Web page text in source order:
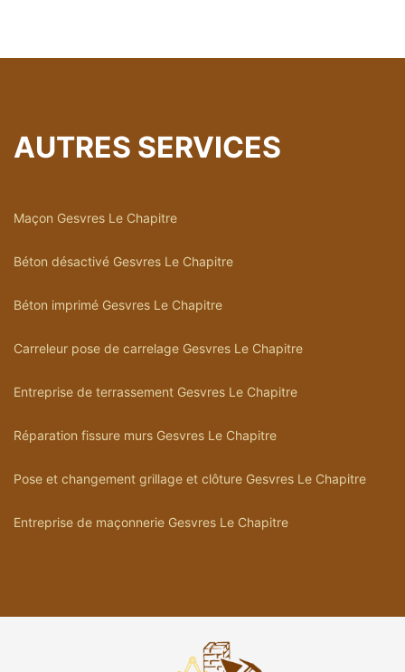
AUTRES SERVICES
Maçon Gesvres Le Chapitre
Béton désactivé Gesvres Le Chapitre
Béton imprimé Gesvres Le Chapitre
Carreleur pose de carrelage Gesvres Le Chapitre
Entreprise de terrassement Gesvres Le Chapitre
Réparation fissure murs Gesvres Le Chapitre
Pose et changement grillage et clôture Gesvres Le Chapitre
Entreprise de maçonnerie Gesvres Le Chapitre